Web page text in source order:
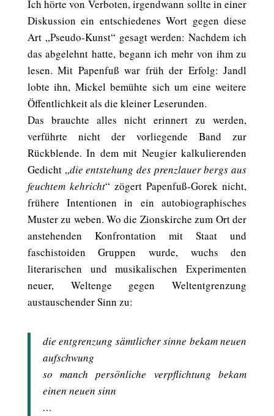
Ich hörte von Verboten, irgendwann sollte in einer
Diskussion ein entschiedenes Wort gegen diese
Art „Pseudo-Kunst“ gesagt werden: Nachdem ich
das abgelehnt hatte, begann ich mehr von ihm zu
lesen. Mit Papenfuß war früh der Erfolg: Jandl
lobte ihn, Mickel bemühte sich um eine weitere
Öffentlichkeit als die kleiner Leserunden.
Das brauchte alles nicht erinnert zu werden,
verführte nicht der vorliegende Band zur
Rückblende. In dem mit Neugier kalkulierenden
Gedicht „die entstehung des prenzlauer bergs aus
feuchtem kehricht“ zögert Papenfuß-Gorek nicht,
frühere Intentionen in ein autobiographisches
Muster zu weben. Wo die Zionskirche zum Ort der
anstehenden Konfrontation mit Staat und
faschistoiden Gruppen wurde, wuchs den
literarischen und musikalischen Experimenten
neuer, Weltenge gegen Weltentgrenzung
austauschender Sinn zu:
die entgrenzung sämtlicher sinne bekam neuen
aufschwung
so manch persönliche verpflichtung bekam
einen neuen sinn
…